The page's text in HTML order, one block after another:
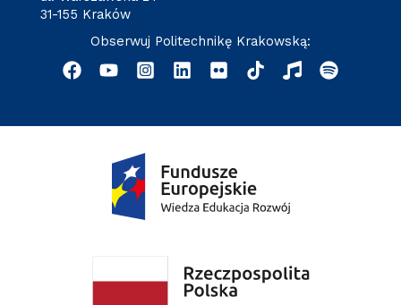
31-155 Kraków
Obserwuj Politechnikę Krakowską: